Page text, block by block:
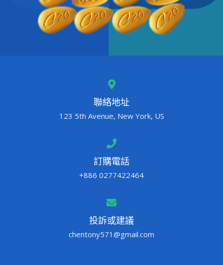
聯絡地址
123 5th Avenue, New York, US
訂購電話
+886 0277422464
投訴或建議
chentony571@gmail.com